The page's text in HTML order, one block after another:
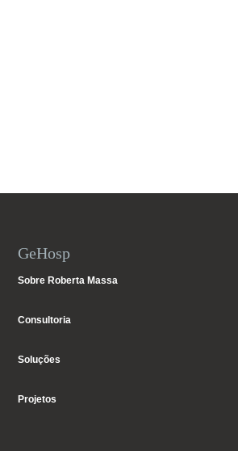
GeHosp
Sobre Roberta Massa
Consultoria
Soluções
Projetos